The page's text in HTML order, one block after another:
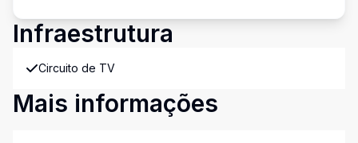
Infraestrutura
Circuito de TV
Mais informações